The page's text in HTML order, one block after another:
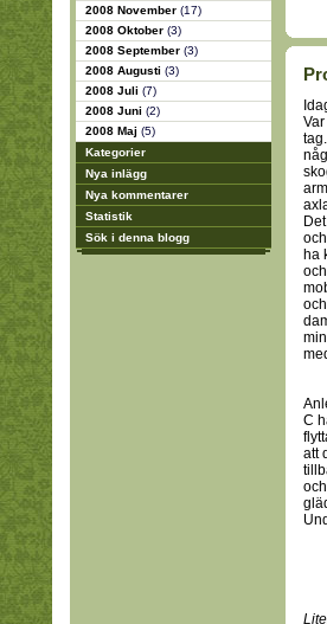
2008 November (17)
2008 Oktober (3)
2008 September (3)
2008 Augusti (3)
2008 Juli (7)
2008 Juni (2)
2008 Maj (5)
Kategorier
Nya inlägg
Nya kommentarer
Statistik
Sök i denna blogg
ha
C
att